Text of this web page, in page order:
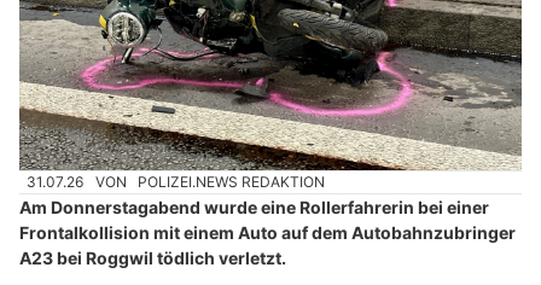
31.07.26 VON POLIZEI.NEWS REDAKTION
Am Donnerstagabend wurde eine Rollerfahrerin bei einer
Frontalkollision mit einem Auto auf dem Autobahnzubringer